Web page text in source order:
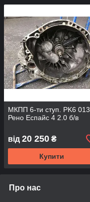
МКПП 6-ти ступ. PK6 013
Рено Еспайс 4 2.0 б/в
від 20 250 ₴
Купити
Про нас